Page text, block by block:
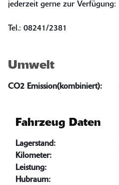
jederzeit gerne zur Verfügung:
Tel.: 08241/2381
Umwelt
CO2 Emission(kombiniert):
Fahrzeug Daten
Lagerstand:
Kilometer:
Leistung:
Hubraum: